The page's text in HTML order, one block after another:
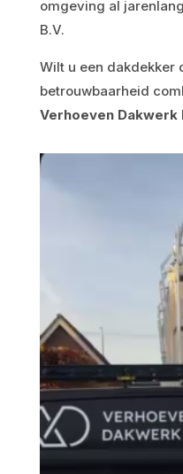
omgeving al
B.V.
Wilt u een dakdekker
betrouwbaarheid
Verhoeven Dakwerk